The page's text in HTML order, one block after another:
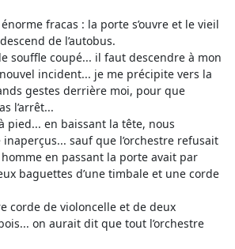
fracas : la porte s’ouvre et le vieil
de l’autobus.
souffle coupé... il faut descendre à mon
incident... je me précipite vers la
gestes derrière moi, pour que
l’arrêt...
pied... en baissant la tête, nous
sauf que l’orchestre refusait
en passant la porte avait par
baguettes d’une timbale et une corde
corde de violoncelle et de deux
on aurait dit que tout l’orchestre